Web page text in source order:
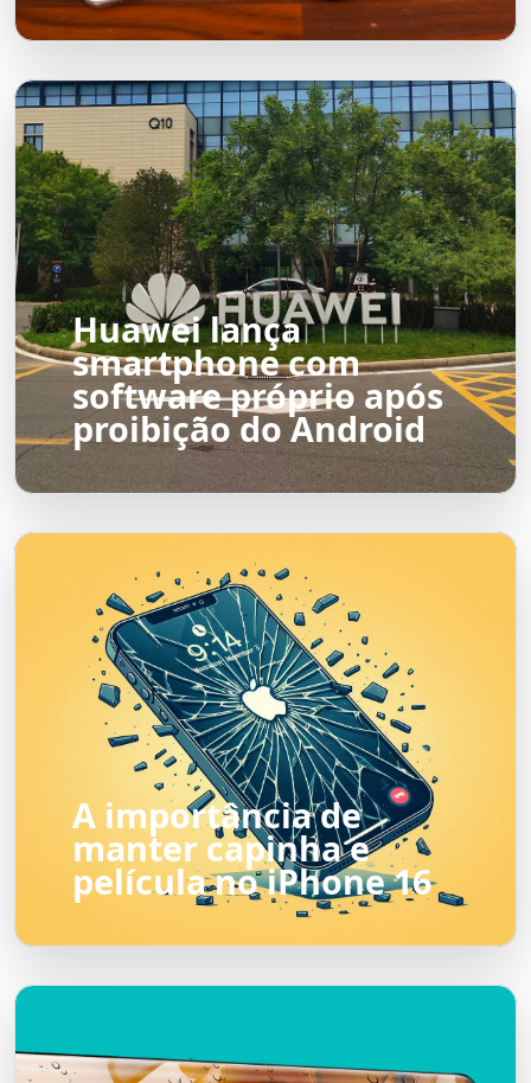
Huawei lança
smartphone com
software próprio após
proibição do Android
A importância de
manter capinha e
película no iPhone 16